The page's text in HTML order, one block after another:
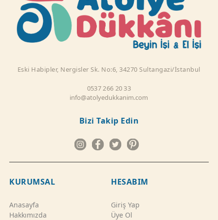
Eski Habipler, Nergisler Sk. No:6, 34270 Sultangazi/İstanbul
0537 266 20 33
info@atolyedukkanim.com
Bizi Takip Edin
KURUMSAL
Anasayfa
Hakkımızda
HESABIM
Giriş Yap
Üye Ol